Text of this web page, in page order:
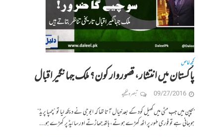
کچھ خاص
پاکستان میں انتشار، قصوروار کون؟ ملک جہانگیر اقبال
09/27/2016 تبصرہ لکھیے
بچپن میں جب مٹی میں کھیل کود کے بعد خیال آتا تھا کہ ابو جی نے دیکھ لیا تو ”چمپا پریڈ“
ہوجانی ہے تو فوری طور پر اٹھ کھڑے ہوتے، ہاتھ جھاڑتے اور سائیڈ پر کھڑے ہو...